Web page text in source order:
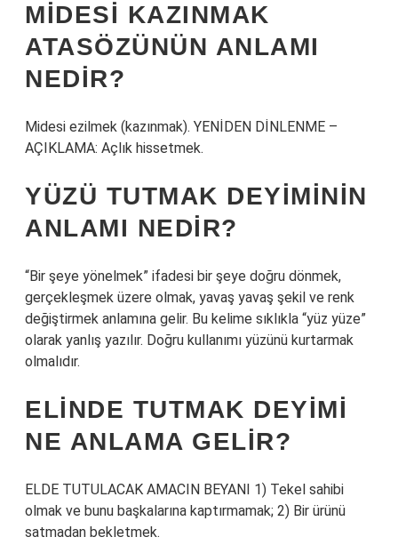
MIDESI KAZINMAK
ATASÖZÜNÜN ANLAMI
NEDIR?
Midesi ezilmek (kazınmak). YENİDEN DİNLENME –
AÇIKLAMA: Açlık hissetmek.
YÜZÜ TUTMAK DEYIMININ
ANLAMI NEDIR?
“Bir şeye yönelmek” ifadesi bir şeye doğru dönmek,
gerçekleşmek üzere olmak, yavaş yavaş şekil ve renk
değiştirmek anlamına gelir. Bu kelime sıklıkla “yüz yüze”
olarak yanlış yazılır. Doğru kullanımı yüzünü kurtarmak
olmalıdır.
ELINDE TUTMAK DEYIMI
NE ANLAMA GELIR?
ELDE TUTULACAK AMACIN BEYANI 1) Tekel sahibi
olmak ve bunu başkalarına kaptırmamak; 2) Bir ürünü
satmadan bekletmek.